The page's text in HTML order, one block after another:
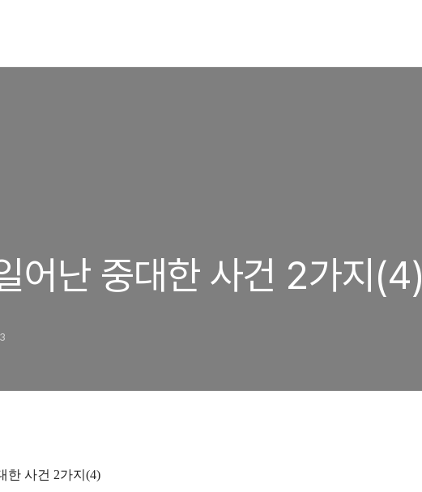
어난 중대한 사건 2가지(4)
한 사건 2가지 (4)